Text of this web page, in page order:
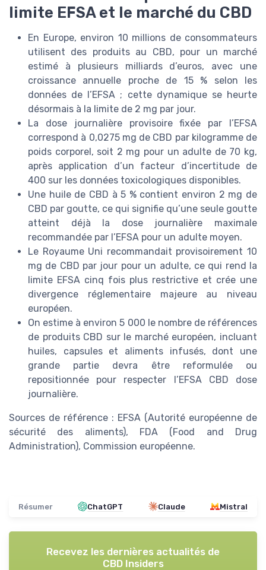
limite EFSA et le marché du CBD
En Europe, environ 10 millions de consommateurs
utilisent des produits au CBD, pour un marché
estimé à plusieurs milliards d’euros, avec une
croissance annuelle proche de 15 % selon les
données de l’EFSA ; cette dynamique se heurte
désormais à la limite de 2 mg par jour.
La dose journalière provisoire fixée par l’EFSA
correspond à 0,0275 mg de CBD par kilogramme de
poids corporel, soit 2 mg pour un adulte de 70 kg,
après application d’un facteur d’incertitude de
400 sur les données toxicologiques disponibles.
Une huile de CBD à 5 % contient environ 2 mg de
CBD par goutte, ce qui signifie qu’une seule goutte
atteint déjà la dose journalière maximale
recommandée par l’EFSA pour un adulte moyen.
Le Royaume Uni recommandait provisoirement 10
mg de CBD par jour pour un adulte, ce qui rend la
limite EFSA cinq fois plus restrictive et crée une
divergence réglementaire majeure au niveau
européen.
On estime à environ 5 000 le nombre de références
de produits CBD sur le marché européen, incluant
huiles, capsules et aliments infusés, dont une
grande partie devra être reformulée ou
repositionnée pour respecter l’EFSA CBD dose
journalière.
Sources de référence : EFSA (Autorité européenne de
sécurité des aliments), FDA (Food and Drug
Administration), Commission européenne.
Résumer ChatGPT Claude Mistral
Recevez les dernières actualités de
CBD Insiders